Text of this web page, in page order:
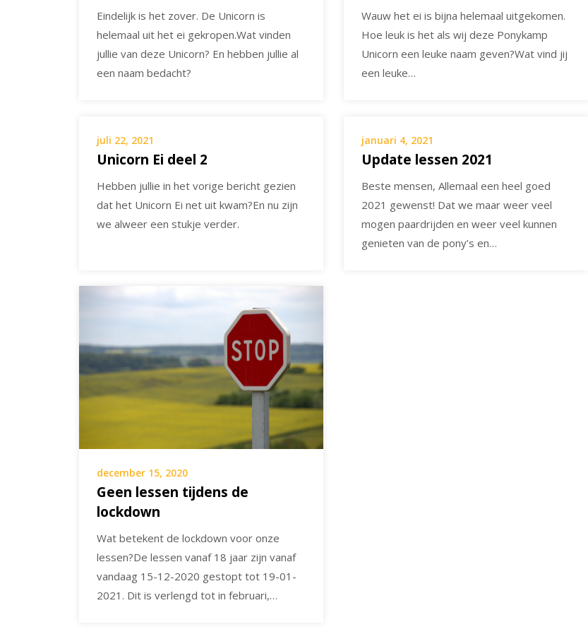
Eindelijk is het zover. De Unicorn is
helemaal uit het ei gekropen.Wat vinden
jullie van deze Unicorn? En hebben jullie al
een naam bedacht?
Wauw het ei is bijna helemaal uitgekomen.
Hoe leuk is het als wij deze Ponykamp
Unicorn een leuke naam geven?Wat vind jij
een leuke…
juli 22, 2021
Unicorn Ei deel 2
Hebben jullie in het vorige bericht gezien
dat het Unicorn Ei net uit kwam?En nu zijn
we alweer een stukje verder.
januari 4, 2021
Update lessen 2021
Beste mensen, Allemaal een heel goed
2021 gewenst! Dat we maar weer veel
mogen paardrijden en weer veel kunnen
genieten van de pony’s en…
december 15, 2020
Geen lessen tijdens de
lockdown
Wat betekent de lockdown voor onze
lessen?De lessen vanaf 18 jaar zijn vanaf
vandaag 15-12-2020 gestopt tot 19-01-
2021. Dit is verlengd tot in februari,…